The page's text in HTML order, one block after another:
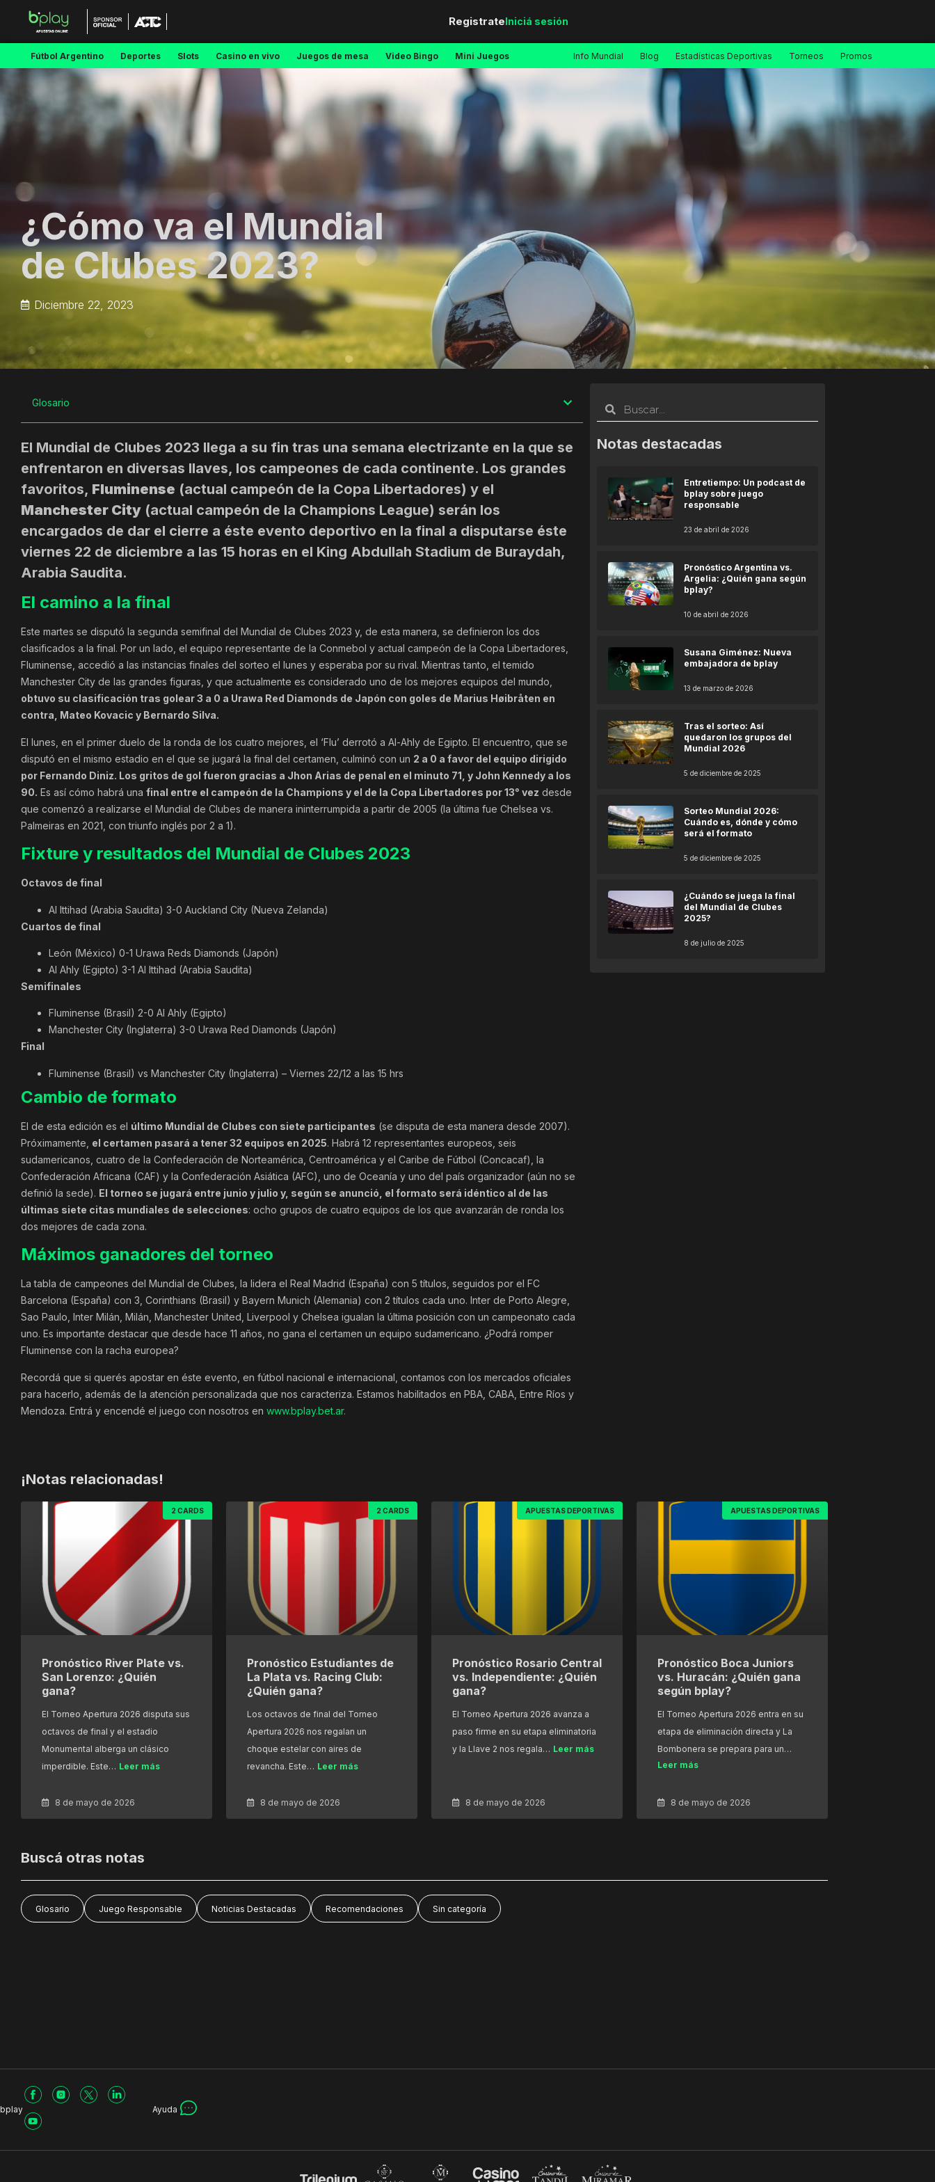
RegistrateIniciá sesión
Fútbol Argentino Deportes Slots Casino en vivo Juegos de mesa Video Bingo Mini Juegos Info Mundial Blog Estadísticas Deportivas Torneos Promos
¿Cómo va el Mundial
de Clubes 2023?
Diciembre 22, 2023
Glosario
El Mundial de Clubes 2023 llega a su fin tras una semana electrizante en la que se
enfrentaron en diversas llaves, los campeones de cada continente. Los grandes
favoritos, Fluminense (actual campeón de la Copa Libertadores) y el
Manchester City (actual campeón de la Champions League) serán los
encargados de dar el cierre a éste evento deportivo en la final a disputarse éste
viernes 22 de diciembre a las 15 horas en el King Abdullah Stadium de Buraydah,
Arabia Saudita.
El camino a la final
Este martes se disputó la segunda semifinal del Mundial de Clubes 2023 y, de esta manera, se definieron los dos
clasificados a la final. Por un lado, el equipo representante de la Conmebol y actual campeón de la Copa Libertadores,
Fluminense, accedió a las instancias finales del sorteo el lunes y esperaba por su rival. Mientras tanto, el temido
Manchester City de las grandes figuras, y que actualmente es considerado uno de los mejores equipos del mundo,
obtuvo su clasificación tras golear 3 a 0 a Urawa Red Diamonds de Japón con goles de Marius Høibråten en
contra, Mateo Kovacic y Bernardo Silva.
El lunes, en el primer duelo de la ronda de los cuatro mejores, el ‘Flu’ derrotó a Al-Ahly de Egipto. El encuentro, que se
disputó en el mismo estadio en el que se jugará la final del certamen, culminó con un 2 a 0 a favor del equipo dirigido
por Fernando Diniz. Los gritos de gol fueron gracias a Jhon Arias de penal en el minuto 71, y John Kennedy a los
90. Es así cómo habrá una final entre el campeón de la Champions y el de la Copa Libertadores por 13° vez desde
que comenzó a realizarse el Mundial de Clubes de manera ininterrumpida a partir de 2005 (la última fue Chelsea vs.
Palmeiras en 2021, con triunfo inglés por 2 a 1).
Fixture y resultados del Mundial de Clubes 2023
Octavos de final
Al Ittihad (Arabia Saudita) 3-0 Auckland City (Nueva Zelanda)
Cuartos de final
León (México) 0-1 Urawa Reds Diamonds (Japón)
Al Ahly (Egipto) 3-1 Al Ittihad (Arabia Saudita)
Semifinales
Fluminense (Brasil) 2-0 Al Ahly (Egipto)
Manchester City (Inglaterra) 3-0 Urawa Red Diamonds (Japón)
Final
Fluminense (Brasil) vs Manchester City (Inglaterra) – Viernes 22/12 a las 15 hrs
Cambio de formato
El de esta edición es el último Mundial de Clubes con siete participantes (se disputa de esta manera desde 2007).
Próximamente, el certamen pasará a tener 32 equipos en 2025. Habrá 12 representantes europeos, seis
sudamericanos, cuatro de la Confederación de Norteamérica, Centroamérica y el Caribe de Fútbol (Concacaf), la
Confederación Africana (CAF) y la Confederación Asiática (AFC), uno de Oceanía y uno del país organizador (aún no se
definió la sede). El torneo se jugará entre junio y julio y, según se anunció, el formato será idéntico al de las
últimas siete citas mundiales de selecciones: ocho grupos de cuatro equipos de los que avanzarán de ronda los
dos mejores de cada zona.
Máximos ganadores del torneo
La tabla de campeones del Mundial de Clubes, la lidera el Real Madrid (España) con 5 títulos, seguidos por el FC
Barcelona (España) con 3, Corinthians (Brasil) y Bayern Munich (Alemania) con 2 títulos cada uno. Inter de Porto Alegre,
Sao Paulo, Inter Milán, Milán, Manchester United, Liverpool y Chelsea igualan la última posición con un campeonato cada
uno. Es importante destacar que desde hace 11 años, no gana el certamen un equipo sudamericano. ¿Podrá romper
Fluminense con la racha europea?
Recordá que si querés apostar en éste evento, en fútbol nacional e internacional, contamos con los mercados oficiales
para hacerlo, además de la atención personalizada que nos caracteriza. Estamos habilitados en PBA, CABA, Entre Ríos y
Mendoza. Entrá y encendé el juego con nosotros en www.bplay.bet.ar.
Notas destacadas
Entretiempo: Un podcast de
bplay sobre juego
responsable
23 de abril de 2026
Pronóstico Argentina vs.
Argelia: ¿Quién gana según
bplay?
10 de abril de 2026
Susana Giménez: Nueva
embajadora de bplay
13 de marzo de 2026
Tras el sorteo: Así
quedaron los grupos del
Mundial 2026
5 de diciembre de 2025
Sorteo Mundial 2026:
Cuándo es, dónde y cómo
será el formato
5 de diciembre de 2025
¿Cuándo se juega la final
del Mundial de Clubes
2025?
8 de julio de 2025
¡Notas relacionadas!
2 CARDS
Pronóstico River Plate vs.
San Lorenzo: ¿Quién
gana?
El Torneo Apertura 2026 disputa sus
octavos de final y el estadio
Monumental alberga un clásico
imperdible. Este… Leer más
8 de mayo de 2026
2 CARDS
Pronóstico Estudiantes de
La Plata vs. Racing Club:
¿Quién gana?
Los octavos de final del Torneo
Apertura 2026 nos regalan un
choque estelar con aires de
revancha. Este… Leer más
8 de mayo de 2026
APUESTAS DEPORTIVAS
Pronóstico Rosario Central
vs. Independiente: ¿Quién
gana?
El Torneo Apertura 2026 avanza a
paso firme en su etapa eliminatoria
y la Llave 2 nos regala… Leer más
8 de mayo de 2026
APUESTAS DEPORTIVAS
Pronóstico Boca Juniors
vs. Huracán: ¿Quién gana
según bplay?
El Torneo Apertura 2026 entra en su
etapa de eliminación directa y La
Bombonera se prepara para un…
Leer más
8 de mayo de 2026
Buscá otras notas
Glosario Juego Responsable Noticias Destacadas Recomendaciones Sin categoría
bplay Ayuda